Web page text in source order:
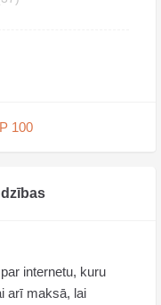
100
internetu, kuru
arī maksā, lai